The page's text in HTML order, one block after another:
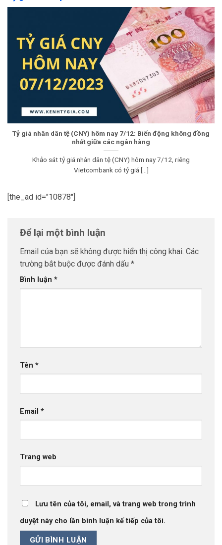
Tỷ giá nhân dân tệ (CNY) hôm nay 7/12: Biến động không đồng
nhất giữa các ngân hàng
Khảo sát tỷ giá nhân dân tệ (CNY) hôm nay 7/12, riêng
Vietcombank có tỷ giá [...]
[the_ad id="10878"]
Để lại một bình luận
Email của bạn sẽ không được hiển thị công khai. Các
trường bắt buộc được đánh dấu *
Bình luận *
Tên *
Email *
Trang web
Lưu tên của tôi, email, và trang web trong trình
duyệt này cho lần bình luận kế tiếp của tôi.